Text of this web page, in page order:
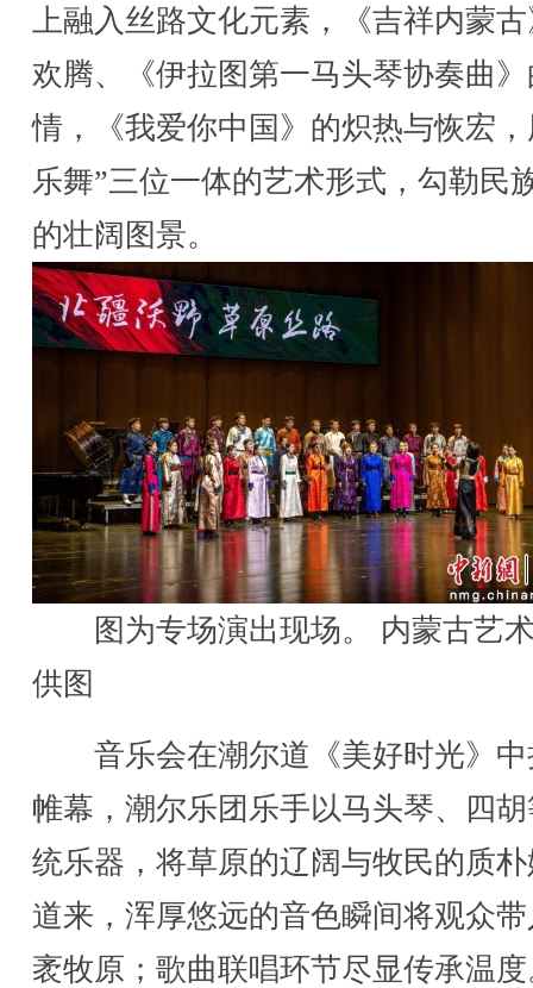
上融入丝路文化元素，《吉祥内蒙
欢腾、《伊拉图第一马头琴协奏曲
情，《我爱你中国》的炽热与恢宏，
乐舞”三位一体的艺术形式，勾勒民
的壮阔图景。
图为专场演出现场。 内蒙古艺
供图
音乐会在潮尔道《美好时光》中
帷幕，潮尔乐团乐手以马头琴、四
统乐器，将草原的辽阔与牧民的质
道来，浑厚悠远的音色瞬间将观众
袤牧原；歌曲联唱环节尽显传承温